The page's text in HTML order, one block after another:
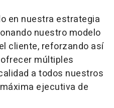
en nuestra estrategia
nuestro modelo
cliente, reforzando así
múltiples
a todos nuestros
ejecutiva de